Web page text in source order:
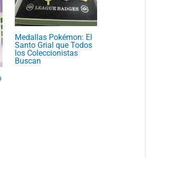
Medallas Pokémon: El
Santo Grial que Todos
los Coleccionistas
Buscan